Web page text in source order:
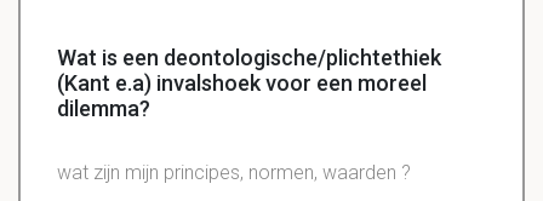
Wat is een deontologische/plichtethiek
(Kant e.a) invalshoek voor een moreel
dilemma?
wat zijn mijn principes, normen, waarden ?